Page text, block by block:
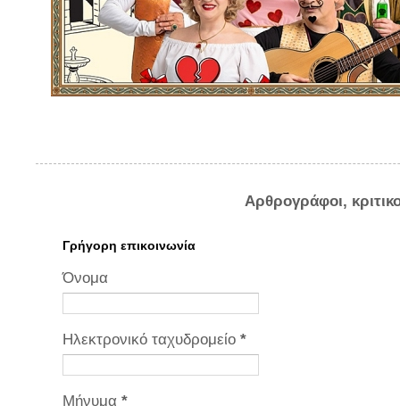
Αρθρογράφοι,
Γρήγορη επικοινωνία
Όνομα
Ηλεκτρονικό ταχυδρομείο *
Μήνυμα *